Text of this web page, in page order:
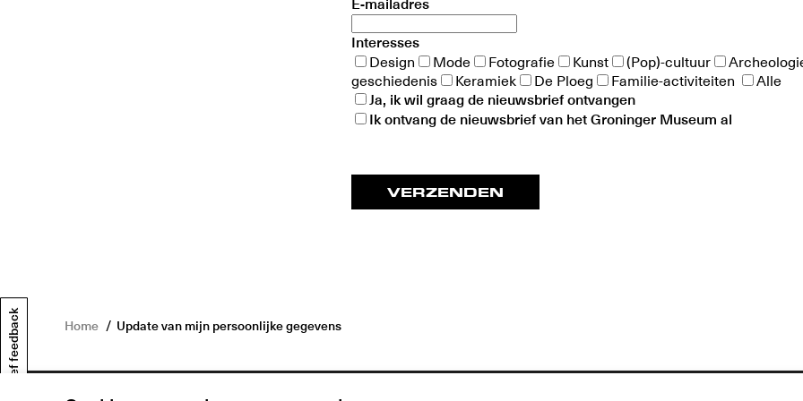
E-mailadres
Interesses
Design Mode Fotografie Kunst (Pop)-cultuur
geschiedenis
Keramiek De Ploeg Familie-activiteiten Alle
Ja, ik wil graag de nieuwsbrief ontvangen
Ik ontvang de nieuwsbrief van het Groninger Museum al
VERZENDEN
Home Update van mijn persoonlijke gegevens
Geef feedback